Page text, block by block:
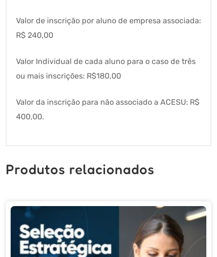
Valor de inscrição por aluno de empresa associada:
R$ 240,00
Valor Individual de cada aluno para o caso de três
ou mais inscrições: R$180,00
Valor da inscrição para não associado a ACESU: R$
400,00.
Produtos relacionados